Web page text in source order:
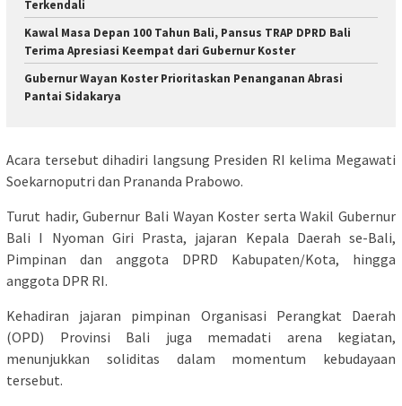
Terkendali
Kawal Masa Depan 100 Tahun Bali, Pansus TRAP DPRD Bali
Terima Apresiasi Keempat dari Gubernur Koster
Gubernur Wayan Koster Prioritaskan Penanganan Abrasi
Pantai Sidakarya
Acara tersebut dihadiri langsung Presiden RI kelima Megawati
Soekarnoputri dan Prananda Prabowo.
Turut hadir, Gubernur Bali Wayan Koster serta Wakil Gubernur
Bali I Nyoman Giri Prasta, jajaran Kepala Daerah se-Bali,
Pimpinan dan anggota DPRD Kabupaten/Kota, hingga
anggota DPR RI.
Kehadiran jajaran pimpinan Organisasi Perangkat Daerah
(OPD) Provinsi Bali juga memadati arena kegiatan,
menunjukkan soliditas dalam momentum kebudayaan
tersebut.